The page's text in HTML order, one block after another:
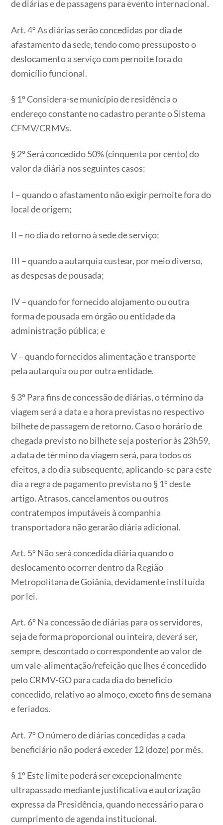
de diárias e de passagens para evento internacional.
Art. 4º As diárias serão concedidas por dia de
afastamento da sede, tendo como pressuposto o
deslocamento a serviço com pernoite fora do
domicílio funcional.
§ 1º Considera-se município de residência o
endereço constante no cadastro perante o Sistema
CFMV/CRMVs.
§ 2º Será concedido 50% (cinquenta por cento) do
valor da diária nos seguintes casos:
I – quando o afastamento não exigir pernoite fora do
local de origem;
II – no dia do retorno à sede de serviço;
III – quando a autarquia custear, por meio diverso,
as despesas de pousada;
IV – quando for fornecido alojamento ou outra
forma de pousada em órgão ou entidade da
administração pública; e
V – quando fornecidos alimentação e transporte
pela autarquia ou por outra entidade.
§ 3º Para fins de concessão de diárias, o término da
viagem será a data e a hora previstas no respectivo
bilhete de passagem de retorno. Caso o horário de
chegada previsto no bilhete seja posterior às 23h59,
a data de término da viagem será, para todos os
efeitos, a do dia subsequente, aplicando-se para este
dia a regra de pagamento prevista no § 1º deste
artigo. Atrasos, cancelamentos ou outros
contratempos imputáveis à companhia
transportadora não gerarão diária adicional.
Art. 5º Não será concedida diária quando o
deslocamento ocorrer dentro da Região
Metropolitana de Goiânia, devidamente instituída
por lei.
Art. 6º Na concessão de diárias para os servidores,
seja de forma proporcional ou inteira, deverá ser,
sempre, descontado o correspondente ao valor de
um vale-alimentação/refeição que lhes é concedido
pelo CRMV-GO para cada dia do benefício
concedido, relativo ao almoço, exceto fins de semana
e feriados.
Art. 7º O número de diárias concedidas a cada
beneficiário não poderá exceder 12 (doze) por mês.
§ 1º Este limite poderá ser excepcionalmente
ultrapassado mediante justificativa e autorização
expressa da Presidência, quando necessário para o
cumprimento de agenda institucional.